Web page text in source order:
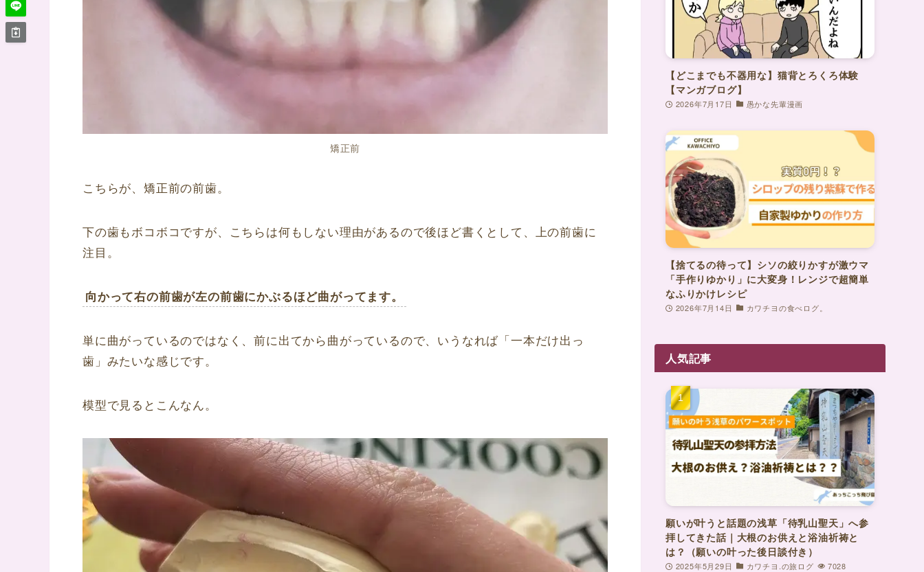
矯正前
こちらが、矯正前の前歯。
下の歯もボコボコですが、こちらは何もしない理由があるので後ほど書くとして、上の前歯に
注目。
向かって右の前歯が左の前歯にかぶるほど曲がってます。
単に曲がっているのではなく、前に出てから曲がっているので、いうなれば「一本だけ出っ
歯」みたいな感じです。
模型で見るとこんなん。
【どこまでも不器用な】猫背とろくろ体験
【マンガブログ】
2026年7月17日 愚かな先輩漫画
【捨てるの待って】シソの絞りかすが激ウマ
「手作りゆかり」に大変身！レンジで超簡単
なふりかけレシピ
2026年7月14日 カワチヨの食べログ。
人気記事
願いが叶うと話題の浅草「待乳山聖天」へ参
拝してきた話｜大根のお供えと浴油祈祷と
は？（願いの叶った後日談付き）
2025年5月29日 カワチヨ.の旅ログ 7028